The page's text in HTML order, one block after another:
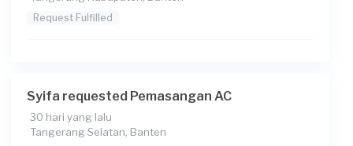
Request Fulfilled
Syifa requested Pemasangan AC
30 hari yang lalu
Tangerang Selatan, Banten